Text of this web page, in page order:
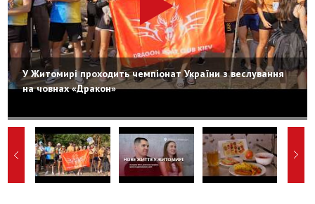
У Житомирі проходить чемпіонат України з веслування
на човнах «Дракон»